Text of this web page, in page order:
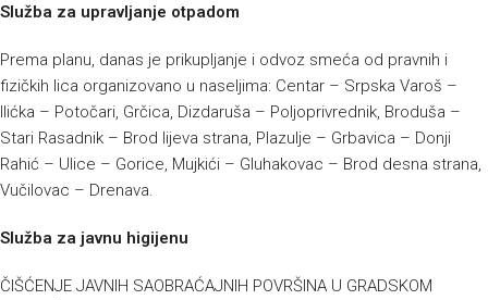
Služba za upravljanje otpadom
Prema planu, danas je prikupljanje i odvoz smeća od pravnih i
fizičkih lica organizovano u naseljima: Centar – Srpska Varoš –
Ilićka – Potočari, Grčica, Dizdaruša – Poljoprivrednik, Broduša –
Stari Rasadnik – Brod lijeva strana, Plazulje – Grbavica – Donji
Rahić – Ulice – Gorice, Mujkići – Gluhakovac – Brod desna strana,
Vučilovac – Drenava.
Služba za javnu higijenu
ČIŠĆENJE JAVNIH SAOBRAĆAJNIH POVRŠINA U GRADSKOM